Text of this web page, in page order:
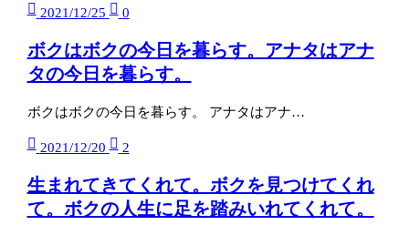
2021/12/25 0
ボクはボクの今日を暮らす。アナタはアナ
タの今日を暮らす。
ボクはボクの今日を暮らす。 アナタはアナ…
2021/12/20 2
生まれてきてくれて。ボクを見つけてくれ
て。ボクの人生に足を踏みいれてくれて。